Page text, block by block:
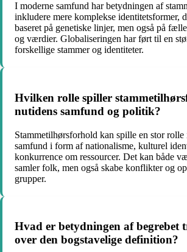
I moderne samfund har betydningen af
inkludere mere komplekse identitetsformer,
baseret på genetiske linjer, men også på
og værdier. Globaliseringen har ført til en
forskellige stammer og identiteter.
Hvilken rolle spiller
nutidens samfund og politik?
Stammetilhørsforhold kan spille en stor
samfund i form af nationalisme, kulturel
konkurrence om ressourcer. Det kan både
samler folk, men også skabe konflikter og
grupper.
Hvad er betydningen af begrebet
over den bogstavelige definition?